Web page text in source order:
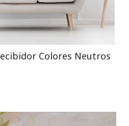
Colores Neutros